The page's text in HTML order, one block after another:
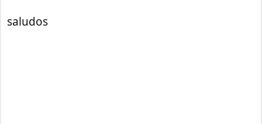
saludos